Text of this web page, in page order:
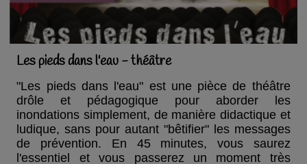
Les pieds dans l'eau - théâtre
"Les pieds dans l'eau" est une pièce de théâtre
drôle et pédagogique pour aborder les
inondations simplement, de manière didactique et
ludique, sans pour autant "bêtifier" les messages
de prévention. En 45 minutes, vous saurez
l'essentiel et vous passerez un moment très